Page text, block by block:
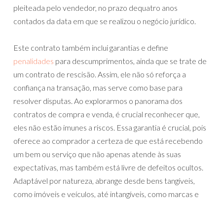
pleiteada pelo vendedor, no prazo dequatro anos
contados da data em que se realizou o negócio jurídico.
Este contrato também inclui garantias e define
penalidades para descumprimentos, ainda que se trate de
um contrato de rescisão. Assim, ele não só reforça a
confiança na transação, mas serve como base para
resolver disputas. Ao explorarmos o panorama dos
contratos de compra e venda, é crucial reconhecer que,
eles não estão imunes a riscos. Essa garantia é crucial, pois
oferece ao comprador a certeza de que está recebendo
um bem ou serviço que não apenas atende às suas
expectativas, mas também está livre de defeitos ocultos.
Adaptável por natureza, abrange desde bens tangíveis,
como imóveis e veículos, até intangíveis, como marcas e